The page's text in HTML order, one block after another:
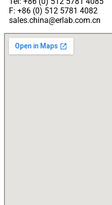
F: +86 (0) 512 5781 4082
sales.china@erlab.com.cn